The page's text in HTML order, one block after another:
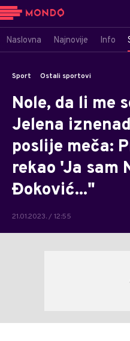
Naslovna Najnovije Info
Sport Ostali sportovi
Nole, da li me
Jelena
poslije meča:
rekao 'Ja sam
Đoković..."
21.01.2023. / 12:55